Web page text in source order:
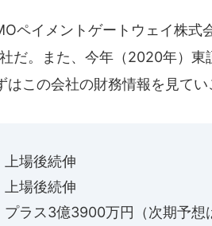
ペイメントゲートウェイ株式
だ。また、今年（2020年）東
この会社の財務情報を見てい
続伸
後続伸
ス3億3900万円（次期予想